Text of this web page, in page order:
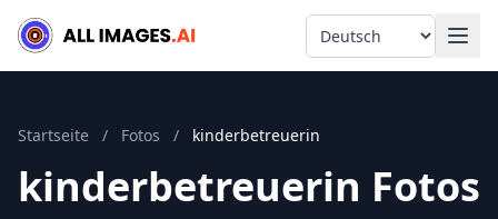
Language
Startseite / Fotos / kinderbetreuerin
kinderbetreuerin Fotos